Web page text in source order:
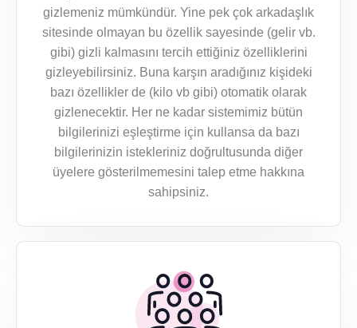
gizlemeniz mümkündür. Yine pek çok arkadaşlık
sitesinde olmayan bu özellik sayesinde (gelir vb.
gibi) gizli kalmasını tercih ettiğiniz özelliklerini
gizleyebilirsiniz. Buna karşın aradığınız kişideki
bazı özellikler de (kilo vb gibi) otomatik olarak
gizlenecektir. Her ne kadar sistemimiz bütün
bilgilerinizi eşleştirme için kullansa da bazı
bilgilerinizin istekleriniz doğrultusunda diğer
üyelere gösterilmemesini talep etme hakkına
sahipsiniz.